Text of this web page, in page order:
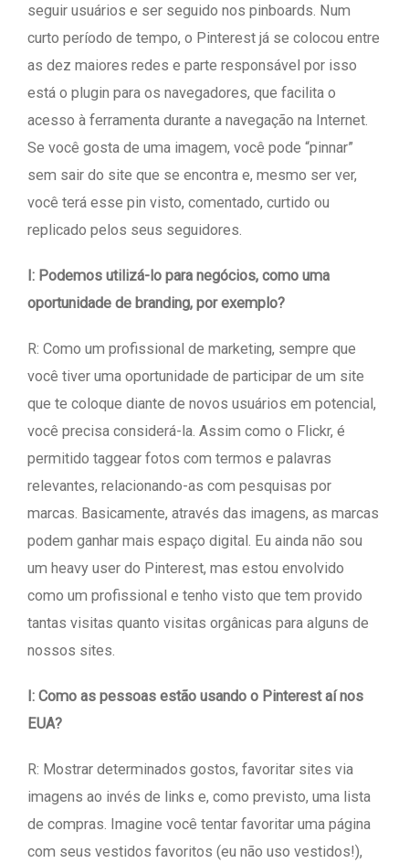
seguir usuários e ser seguido nos pinboards. Num
curto período de tempo, o Pinterest já se colocou entre
as dez maiores redes e parte responsável por isso
está o plugin para os navegadores, que facilita o
acesso à ferramenta durante a navegação na Internet.
Se você gosta de uma imagem, você pode “pinnar”
sem sair do site que se encontra e, mesmo ser ver,
você terá esse pin visto, comentado, curtido ou
replicado pelos seus seguidores.
I: Podemos utilizá-lo para negócios, como uma
oportunidade de branding, por exemplo?
R: Como um profissional de marketing, sempre que
você tiver uma oportunidade de participar de um site
que te coloque diante de novos usuários em potencial,
você precisa considerá-la. Assim como o Flickr, é
permitido taggear fotos com termos e palavras
relevantes, relacionando-as com pesquisas por
marcas. Basicamente, através das imagens, as marcas
podem ganhar mais espaço digital. Eu ainda não sou
um heavy user do Pinterest, mas estou envolvido
como um profissional e tenho visto que tem provido
tantas visitas quanto visitas orgânicas para alguns de
nossos sites.
I: Como as pessoas estão usando o Pinterest aí nos
EUA?
R: Mostrar determinados gostos, favoritar sites via
imagens ao invés de links e, como previsto, uma lista
de compras. Imagine você tentar favoritar uma página
com seus vestidos favoritos (eu não uso vestidos!),